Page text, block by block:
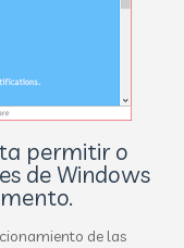
permitir o
de Windows
de las